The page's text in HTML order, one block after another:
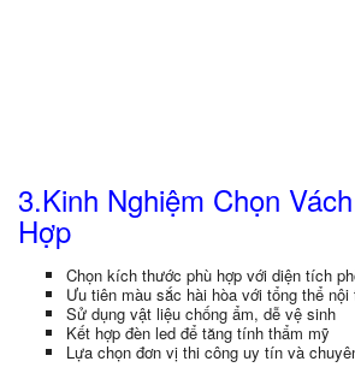
3.Kinh Nghiệm Chọn
Hợp
Chọn kích thước phù hợp với diện tích
Ưu tiên màu sắc hài hòa với tổng thể nội
Sử dụng vật liệu chống ẩm, dễ vệ sinh
Kết hợp đèn led để tăng tính thẩm mỹ
Lựa chọn đơn vị thi công uy tín và